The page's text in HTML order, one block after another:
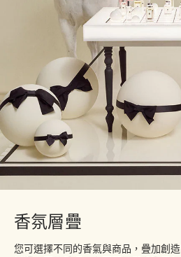
香氛層疊
您可選擇不同的香氣與商品，疊加創